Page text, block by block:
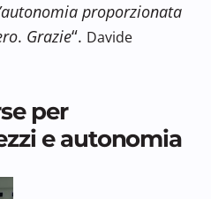
proporzionata
. Grazie“. Davide
per
e autonomia